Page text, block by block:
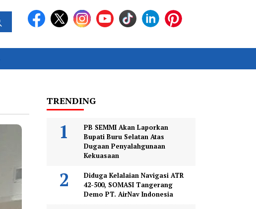
TRENDING
PB SEMMI Akan Laporkan
Bupati Buru Selatan Atas
Dugaan Penyalahgunaan
Kekuasaan
Diduga Kelalaian Navigasi ATR
42-500, SOMASI Tangerang
Demo PT. AirNav Indonesia